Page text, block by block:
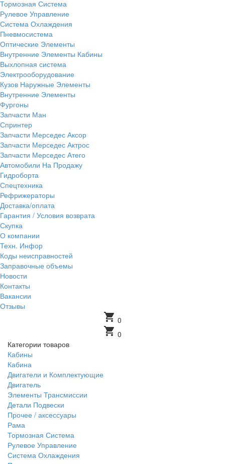
Тормозная Система
Рулевое Управление
Система Охлаждения
Пневмосистема
Оптические Элементы
Внутренние Элементы Кабины
Выхлопная система
Электрооборудование
Кузов Наружные Элементы
Внутренние Элементы
Фургоны
Запчасти Ман
Спринтер
Запчасти Мерседес Аксор
Запчасти Мерседес Актрос
Запчасти Мерседес Атего
Автомобили На Продажу
Гидроборта
Спецтехника
Рефрижераторы
Доставка/оплата
Гарантия / Условия возврата
Скупка
О компании
Техн. Инфор
Коды неисправностей
Заправочные объемы
Новости
Контакты
Вакансии
Отзывы
shopping_cart 0
shopping_cart 0
Категории товаров
Кабины
Кабина
Двигатели и Комплектующие
Двигатель
Элементы Трансмиссии
Детали Подвески
Прочее / аксессуары
Рама
Тормозная Система
Рулевое Управление
Система Охлаждения